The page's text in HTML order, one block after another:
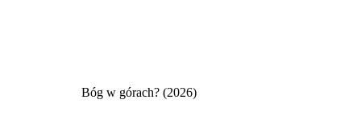
Bóg w górach? (2026)